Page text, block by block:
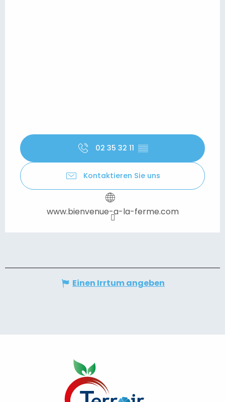
02 35 32 11 ▒▒
Kontaktieren Sie uns
www.bienvenue-a-la-ferme.com
Einen Irrtum angeben